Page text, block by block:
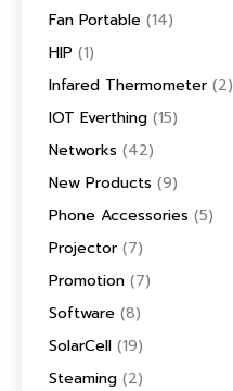
Fan Portable (14)
HIP (1)
Infared Thermometer (2)
IOT Everthing (15)
Networks (42)
New Products (9)
Phone Accessories (5)
Projector (7)
Promotion (7)
Software (8)
SolarCell (19)
Steaming (2)